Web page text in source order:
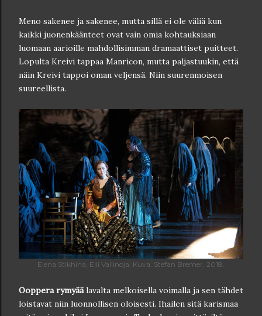
Meno sakenee ja sakenee, mutta sillä ei ole väliä kun
kaikki juonenkäänteet ovat vain omia kohtauksiaan
luomaan aarioille mahdollisimman dramaattiset puitteet.
Lopulta Kreivi tappaa Manricon, mutta paljastuukin, että
näin Kreivi tappoi oman veljensä. Niin suurenmoisen
suureellista.
Elena Stikhina, Elli Vallinoja. Kuva: Stefan Bremer, 2018.
Ooppera rymyäälavalta melkoisella voimalla ja sen tähdet
loistavat niin luonnollisen oloisesti. Ihailen sitä karismaa